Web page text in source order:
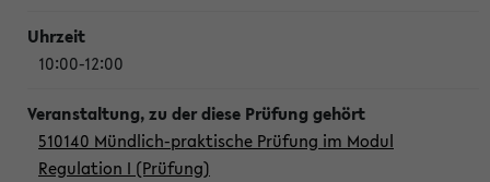
10:00-12:00
510140 Mündlich-praktische Prüfung im Modul
Regulation I (Prüfung)